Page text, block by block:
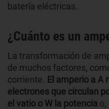
batería eléctricas.
¿Cuánto es un
La transformación de
de muchos factores,
corriente. El amperio a A
electrones que circulan
el vatio o W la potencia